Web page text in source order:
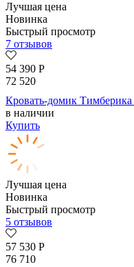
Лучшая цена
Новинка
Быстрый просмотр
7 отзывов
54 390 Р
72 520
Кровать-домик
в наличии
Купить
Лучшая цена
Новинка
Быстрый просмотр
5 отзывов
57 530 Р
76 710